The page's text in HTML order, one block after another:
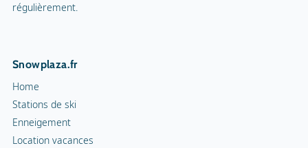
régulièrement.
Snowplaza.fr
Home
Stations de ski
Enneigement
Location vacances